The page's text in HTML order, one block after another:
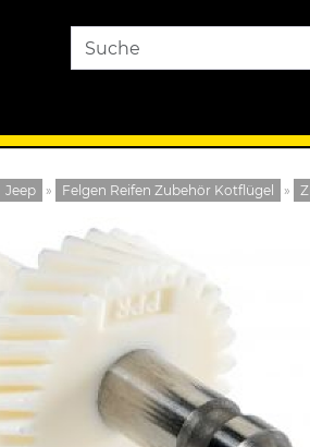
Jeep » Felgen Reifen Zubehör Kotflügel »